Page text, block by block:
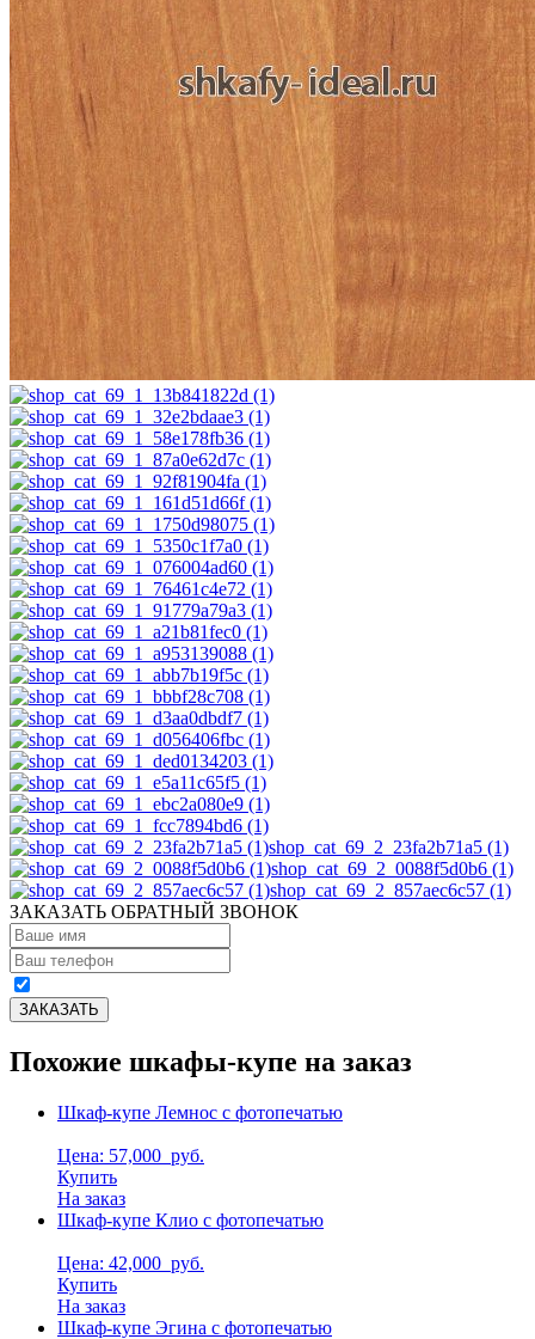
shop_cat_69_2_23fa2b71a5 (1)
shop_cat_69_2_0088f5d0b6 (1)
shop_cat_69_2_857aec6c57 (1)
ЗАКАЗАТЬ ОБРАТНЫЙ ЗВОНОК
Похожие шкафы-купе на заказ
Шкаф-купе Лемнос с фотопечатью
Цена: 57,000 руб.
Купить
На заказ
Шкаф-купе Клио с фотопечатью
Цена: 42,000 руб.
Купить
На заказ
Шкаф-купе Эгина с фотопечатью